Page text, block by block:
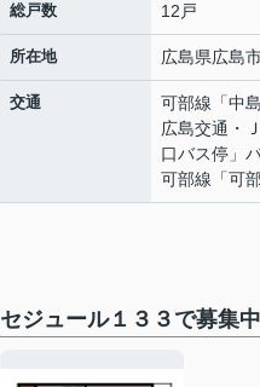
総戸数 12戸
所在地 広島県広島
交通 可部線 「中島
広島交通・
口バス停」
可部線 「可
セジュール１３３で募集